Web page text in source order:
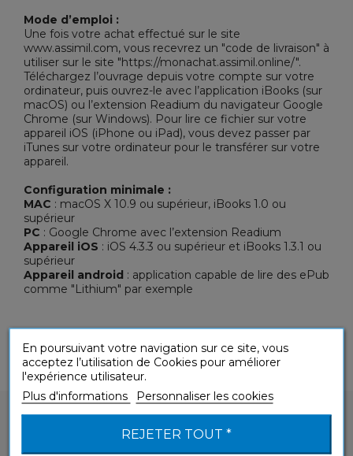
Mode d’emploi :
Une fois votre achat effectué sur le site
www.assimil.com, vous recevrez un "code de livraison" à
utiliser sur le site "https://monachat.assimil.online/".
Téléchargez l’ouvrage depuis votre compte sur votre
ordinateur, puis ouvrez-le avec l’application iBooks (sur
macOS) ou l’extension Readium du navigateur Google
Chrome (sur Windows). Pour lire ce fichier sur votre
appareil iOS (iPhone ou iPad), vous devez passer par
iTunes sur votre ordinateur pour le transférer sur votre
appareil.
Configuration minimale :
MAC : macOS X 10.9 ou supérieur, iBooks 1.0 ou
supérieur
PC : Google Chrome avec l’extension Readium
Appareil iOS : iOS 4.3.3 ou supérieur et iBooks 1.3.1 ou
supérieur
Appareil android : application capable de lire des ePub
comme "Lithium" par exemple
En poursuivant votre navigation sur ce site, vous
acceptez l’utilisation de Cookies pour améliorer
l'expérience utilisateur.
Plus d'informations
Personnaliser les cookies
REJETER TOUT *